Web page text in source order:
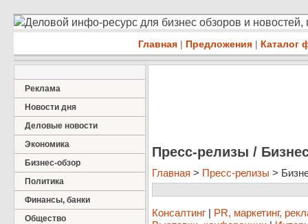
Деловой инфо-ресурс для бизнес обзоров и
Главная | Предложения | Каталог
Реклама
Новости дня
Деловые новости
Экономика
Бизнес-обзор
Политика
Финансы, банки
Общество
Пресс-релизы /
Главная > Пресс-релизы >
Консалтинг | PR, маркетинг,